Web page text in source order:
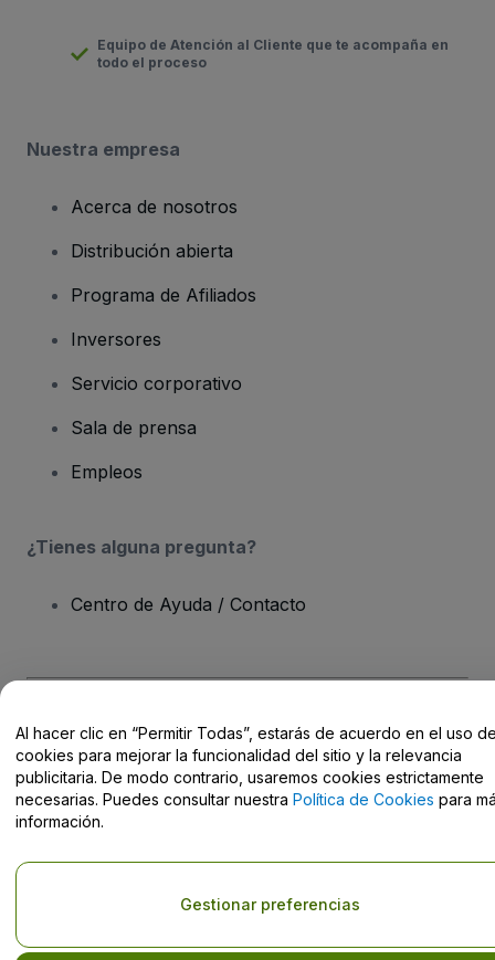
Equipo de Atención al Cliente que te acompaña en
todo el proceso
Nuestra empresa
Acerca de nosotros
Distribución abierta
Programa de Afiliados
Inversores
Servicio corporativo
Sala de prensa
Empleos
¿Tienes alguna pregunta?
Centro de Ayuda / Contacto
Derechos reservados © viagogo GmbH 2026 Datos de la Empresa
El uso de este sitio web constituye la aceptación de losTérminos y
Condiciones, de laPolítica de Privacidad , de laPolítica de Cookies
y de laPolítica de Privacidad para Móviles
No compartir mi información personal ni tus opciones de
Al hacer clic en “Permitir Todas”, estarás de acuerdo en el uso
cookies para mejorar la funcionalidad del sitio y la relevancia
publicitaria. De modo contrario, usaremos cookies estrictamente
necesarias. Puedes consultar nuestra Política de Cookies para
información.
Gestionar preferencias